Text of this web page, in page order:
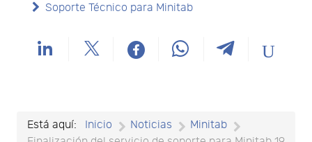
Soporte Técnico para Minitab
Está aquí: Inicio Noticias
Minitab